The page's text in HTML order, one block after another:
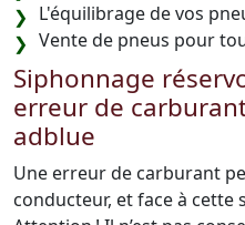
L'équilibrage de vos
Vente de pneus pour
Siphonnage
erreur de
adblue
Une erreur de carburant
conducteur, et face à cette